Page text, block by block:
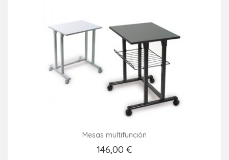
Mesas multifunción
146,00 €